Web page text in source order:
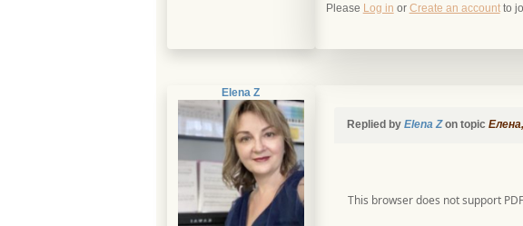
Please Log in or Create an accountto
Elena Z
Replied by Elena Zon topic
This browser does not support